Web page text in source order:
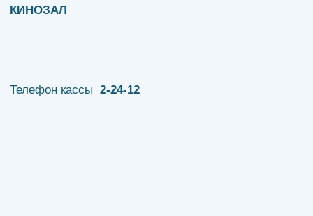
КИНОЗАЛ
Телефон кассы 2-24-12